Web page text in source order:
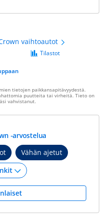
vaihtoautot
Tilastot
tietojen paikkansapitävyydestä.
puutteita tai virheitä. Tieto on
vahvistanut.
-arvostelua
Vähän ajetut